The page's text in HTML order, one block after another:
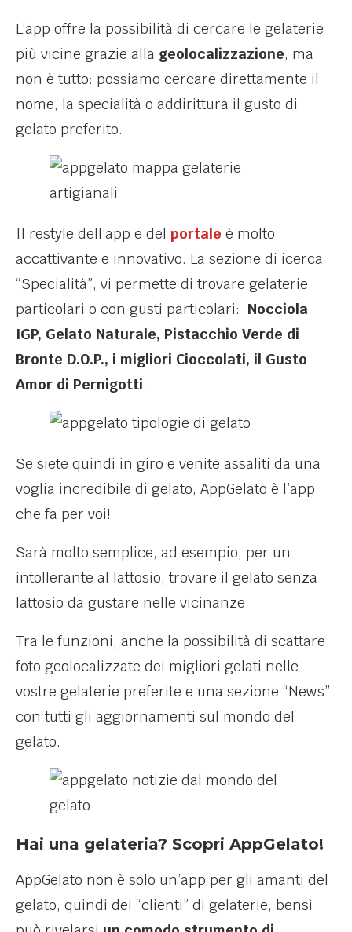
L’app offre la possibilità di cercare le gelaterie
più vicine grazie alla geolocalizzazione, ma
non è tutto: possiamo cercare direttamente il
nome, la specialità o addirittura il gusto di
gelato preferito.
Il restyle dell’app e del portale è molto
accattivante e innovativo. La sezione di icerca
“Specialità”, vi permette di trovare gelaterie
particolari o con gusti particolari: Nocciola
IGP, Gelato Naturale, Pistacchio Verde di
Bronte D.O.P., i migliori Cioccolati, il Gusto
Amor di Pernigotti.
Se siete quindi in giro e venite assaliti da una
voglia incredibile di gelato, AppGelato è l’app
che fa per voi!
Sarà molto semplice, ad esempio, per un
intollerante al lattosio, trovare il gelato senza
lattosio da gustare nelle vicinanze.
Tra le funzioni, anche la possibilità di scattare
foto geolocalizzate dei migliori gelati nelle
vostre gelaterie preferite e una sezione “News”
con tutti gli aggiornamenti sul mondo del
gelato.
Hai una gelateria? Scopri AppGelato!
AppGelato non è solo un’app per gli amanti del
gelato, quindi dei “clienti” di gelaterie, bensì